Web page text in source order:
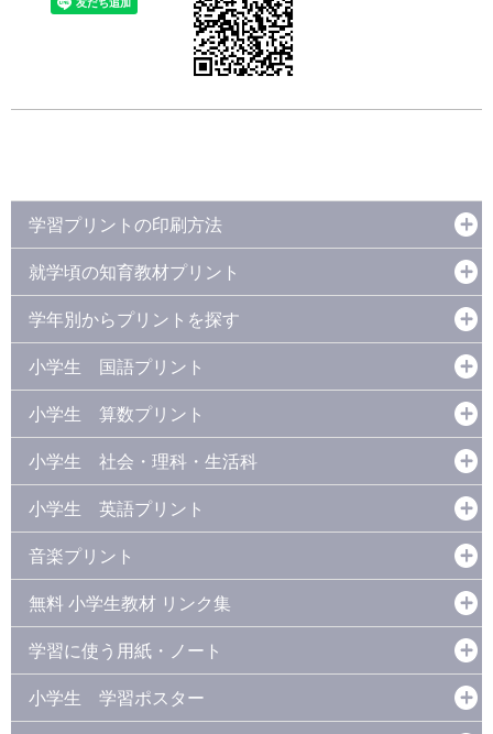
学習プリントの印刷方法
就学頃の知育教材プリント
学年別からプリントを探す
小学生 国語プリント
小学生 算数プリント
小学生 社会・理科・生活科
小学生 英語プリント
音楽プリント
無料 小学生教材 リンク集
学習に使う用紙・ノート
小学生 学習ポスター